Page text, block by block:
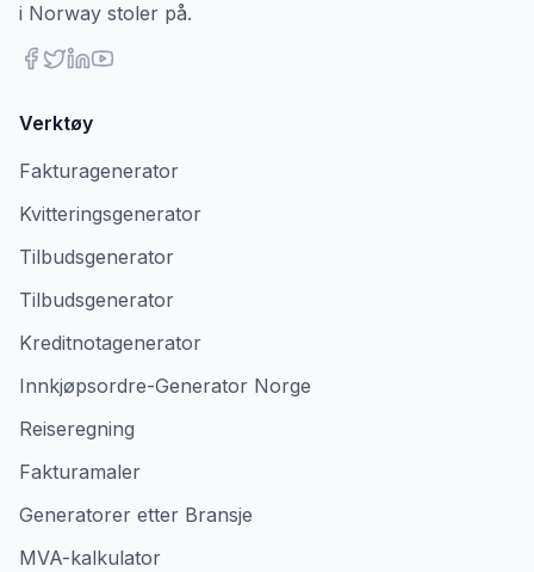
i Norway stoler på.
Verktøy
Fakturagenerator
Kvitteringsgenerator
Tilbudsgenerator
Tilbudsgenerator
Kreditnotagenerator
Innkjøpsordre-Generator Norge
Reiseregning
Fakturamaler
Generatorer etter Bransje
MVA-kalkulator